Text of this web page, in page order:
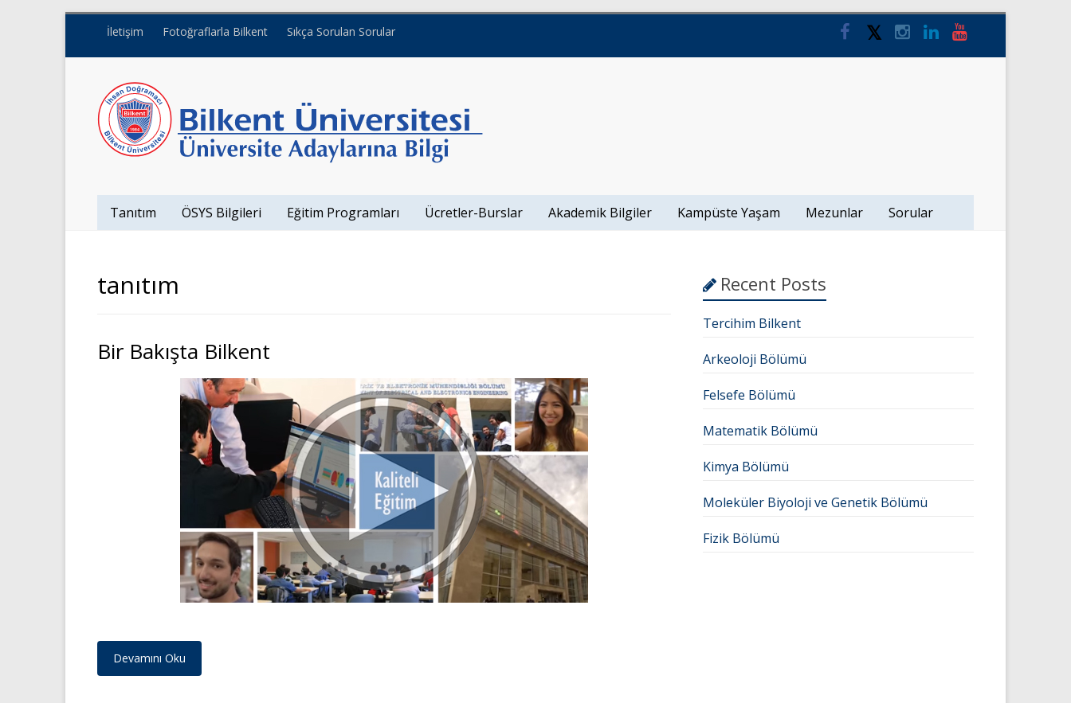
İletişim Fotoğraflarla Bilkent Sıkça Sorulan Sorular
Tanıtım ÖSYS Bilgileri Eğitim Programları Ücretler-Burslar Akademik Bilgiler Kampüste Yaşam Mezunlar Sorular
tanıtım
Bir Bakışta Bilkent
Devamını Oku
Recent Posts
Tercihim Bilkent
Arkeoloji Bölümü
Felsefe Bölümü
Matematik Bölümü
Kimya Bölümü
Moleküler Biyoloji ve Genetik Bölümü
Fizik Bölümü